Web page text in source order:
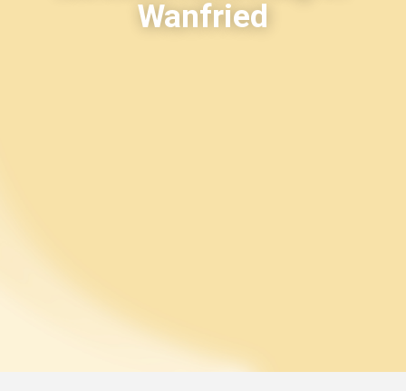
Wanfried